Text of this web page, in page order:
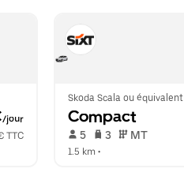
/jour
TTC
Skoda Scala ou équivalent
Compact
5 3 MT
1.5 km •